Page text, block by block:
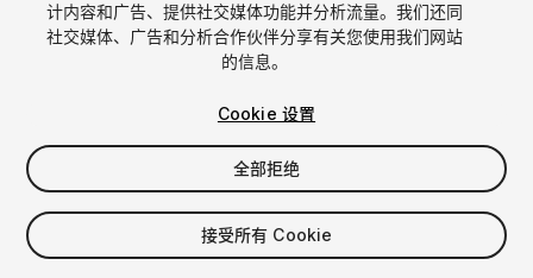
$6.99
增值税将在结算时计算
计内容和广告、提供社交媒体功能并分析流量。我们还同
社交媒体、广告和分析合作伙伴分享有关您使用我们网站
的信息。
Cookie 设置
全部拒绝
接受所有 Cookie